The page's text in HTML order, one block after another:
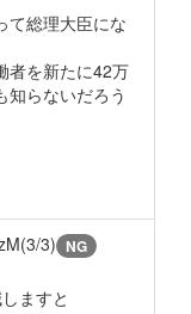
て総理大臣にな
者を新たに42万
知らないだろう
3) NG
ますと